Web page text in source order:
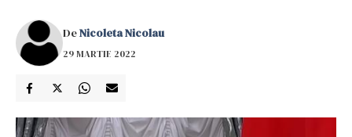
DeNicoleta Nicolau
29 MARTIE 2022